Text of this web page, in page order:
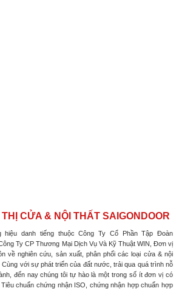
CỬA & NỘI THẤT SAIGONDOOR
hiệu danh tiếng thuộc Công Ty Cổ Phần Tập Đoàn
Ty CP Thương Mại Dịch Vụ Và Kỹ Thuật WIN, Đơn vị
về nghiên cứu, sản xuất, phân phối các loại cửa & nội
Cùng với sự phát triển của đất nước, trải qua quá trình nỗ
đến nay chúng tôi tự hào là một trong số ít đơn vị có
chuẩn chứng nhận ISO, chứng nhận hợp chuẩn hợp